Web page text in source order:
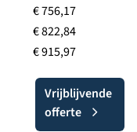
€ 756,17
€ 822,84
€ 915,97
Vrijblijvende
offerte